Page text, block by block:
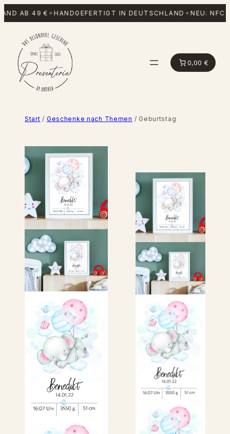
Zum
Inhalt
AB 49 € ✦ HANDGEFERTIGT IN DEUTSCHLAND✦ NEU: NFC-
0,00 €
Start / Geschenke nach Themen / Geburtstag